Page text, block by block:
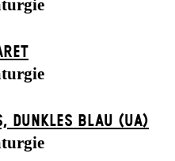
DUNK­LES BLAU (UA)